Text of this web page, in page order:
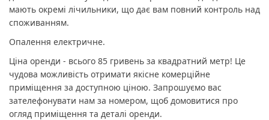
мають окремі лічильники, що дає вам повний контроль над
споживанням.
Опалення електричне.
Ціна оренди - всього 85 гривень за квадратний метр! Це
чудова можливість отримати якісне комерційне
приміщення за доступною ціною. Запрошуємо вас
зателефонувати нам за номером, щоб домовитися про
огляд приміщення та деталі оренди.